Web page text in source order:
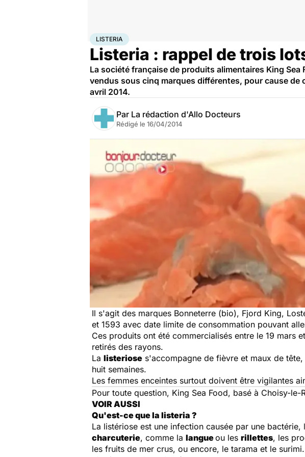
AccueilSantéMaladies
LISTERIA
Listeria : rappel de trois
La société française de produits alimentaires King
vendus sous cinq marques différentes, pour cause
avril 2014.
Par La rédaction d'Allo Docteurs
Rédigé le 16/04/2014
Il s'agit des marques Bonneterre (bio), Fjord King,
et 1593 avec date limite de consommation pouvant
Ces produits ont été commercialisés entre le 19 mars
retirés des rayons.
La listeriose s'accompagne de fièvre et maux de
huit semaines.
Les femmes enceintes surtout doivent être vigilantes
Pour toute question, King Sea Food, basé à Choisy-
VOIR AUSSI
Qu'est-ce que la listeria ?
La listériose est une infection causée par une
charcuterie, comme la langueou les rillettes, les
les fruits de mer crus, ou encore, le tarama et le